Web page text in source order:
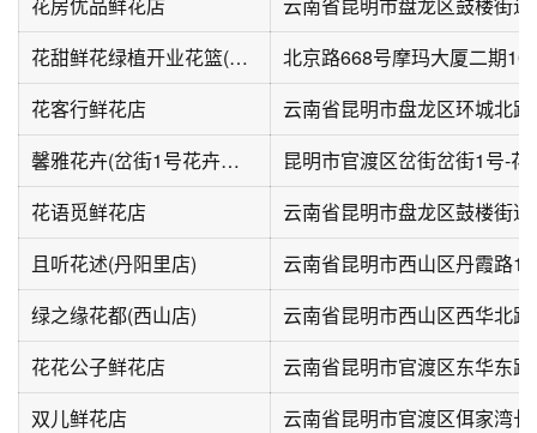
花甜鲜花绿植开业花篮(北京路店)
北京路668号摩玛大厦二期
花客行鲜花店
云南省昆明市盘龙区环城北
馨雅花卉(岔街1号花卉市场店)
昆明市官渡区岔街岔街1号-花
花语觅鲜花店
云南省昆明市盘龙区鼓楼街
且听花述(丹阳里店)
云南省昆明市西山区丹霞路
绿之缘花都(西山店)
云南省昆明市西山区西华北
花花公子鲜花店
双儿鲜花店
云南省昆明市官渡区佴家湾